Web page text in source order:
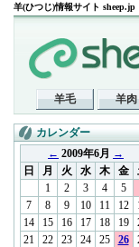
羊(ひつじ)情報サイト
羊毛 羊肉
カレンダー
← 2009年6月 →
日
月 火 水 木 金
1
2 3 4 5
7
8 9 10 11 12
14
15 16 17 18 19
21
22 23 24 25 26